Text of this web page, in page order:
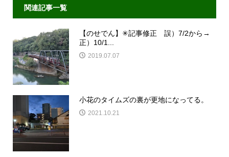
関連記事一覧
【のせでん】✳︎記事修正 誤）7/2から→
正）10/1...
2019.07.07
小花のタイムズの裏が更地になってる。
2021.10.21